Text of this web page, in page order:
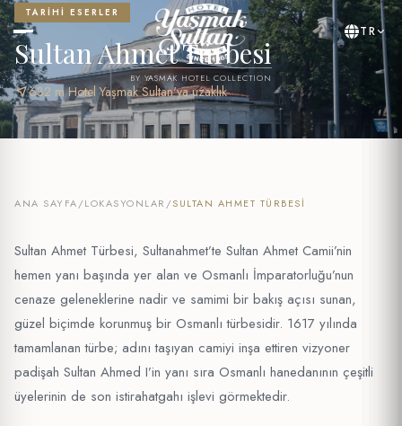
BY YASMAK HOTEL COLLECTION
TR
TARIHI ESERLER
Sultan Ahmet Türbesi
near_me632 m Hotel Yaşmak Sultan'ya uzaklık
ANA SAYFA/LOKASYONLAR /SULTAN AHMET TÜRBESI
Sultan Ahmet Türbesi, Sultanahmet’te Sultan Ahmet Camii’nin
hemen yanı başında yer alan ve Osmanlı İmparatorluğu’nun
cenaze geleneklerine nadir ve samimi bir bakış açısı sunan,
güzel biçimde korunmuş bir Osmanlı türbesidir. 1617 yılında
tamamlanan türbe; adını taşıyan camiyi inşa ettiren vizyoner
padişah Sultan Ahmed I’in yanı sıra Osmanlı hanedanının çeşitli
üyelerinin de son istirahatgahı işlevi görmektedir.